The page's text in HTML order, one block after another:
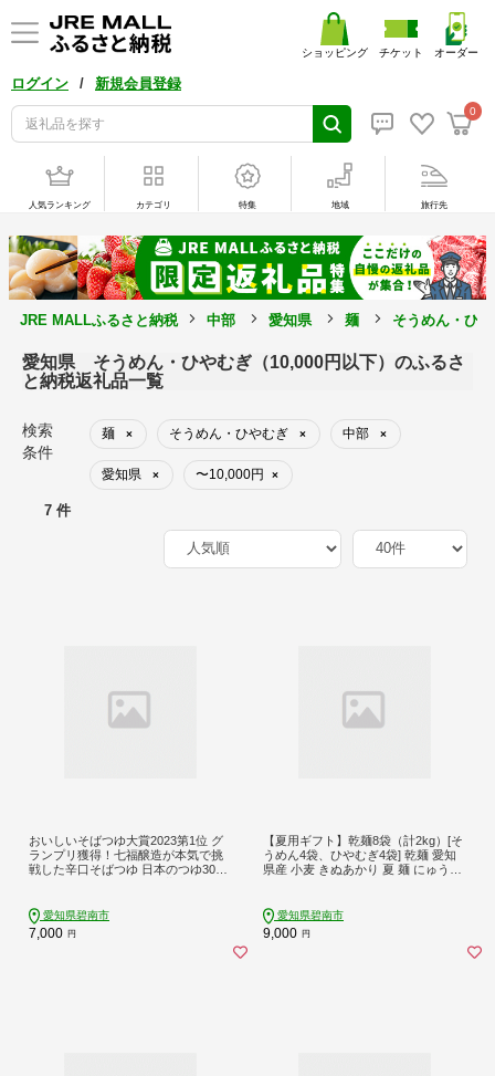
ログイン / 新規会員登録
0
ショッピング チケット オーダー
人気ランキング カテゴリ 特集 地域 旅行先
JRE MALLふるさと納税 中部 愛知県 麺 そうめん・ひ
愛知県 そうめん・ひやむぎ（10,000円以下）のふるさ
と納税返礼品一覧
検索
条件
麺 × そうめん・ひやむぎ × 中部 ×
愛知県 × 〜10,000円 ×
7 件
おいしいそばつゆ大賞2023第1位 グ
ランプリ獲得！七福醸造が本気で挑
戦した辛口そばつゆ 日本のつゆ300m
だし 年越し H001-083
愛知県碧南市
7,000 円
【夏用ギフト】乾麺8袋（計2kg）[そ
うめん4袋、ひやむぎ4袋] 乾麺 愛知
県産 小麦 きぬあかり 夏 麺 にゅうめ
愛知県碧南市
9,000 円